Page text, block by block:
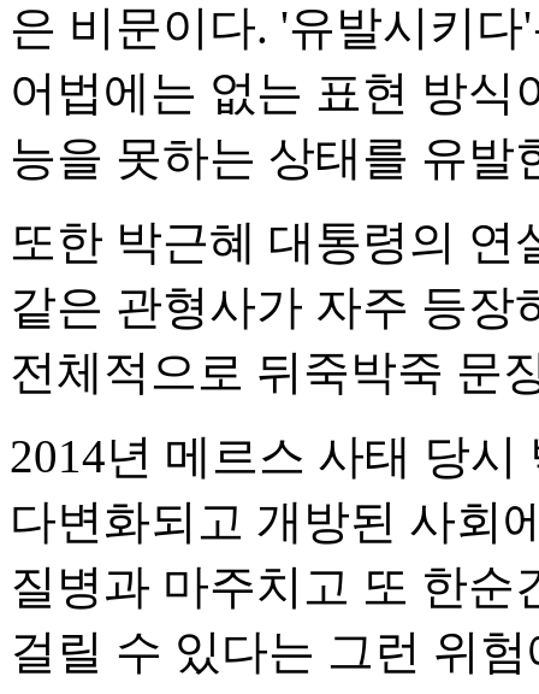
은 비문이다. '유발시키
어법에는 없는 표현 방식
능을 못하는 상태를 유발
또한 박근혜 대통령의 연
같은 관형사가 자주 등장
전체적으로 뒤죽박죽 문
2014년 메르스 사태 당
다변화되고 개방된 사회
질병과 마주치고 또 한
걸릴 수 있다는 그런 위